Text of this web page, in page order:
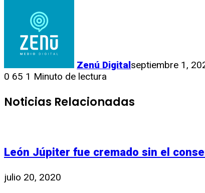
Zenú Digitalseptiembre 1,
0 65 1 Minuto de lectura
Noticias Relacionadas
León Júpiter fue cremado sin el
julio 20, 2020